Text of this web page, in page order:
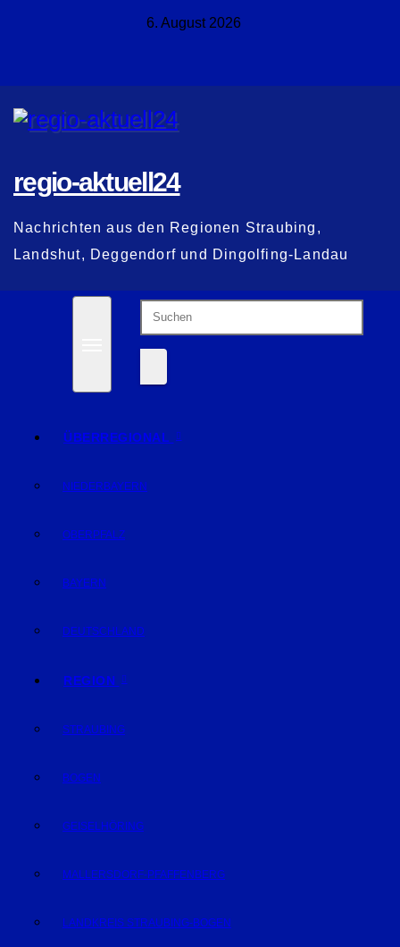
6. August 2026
regio-aktuell24
Nachrichten aus den Regionen Straubing,
Landshut, Deggendorf und Dingolfing-Landau
ÜBERREGIONAL
NIEDERBAYERN
OBERPFALZ
BAYERN
DEUTSCHLAND
REGION
STRAUBING
BOGEN
GEISELHÖRING
MALLERSDORF-PFAFFENBERG
LANDKREIS STRAUBING-BOGEN